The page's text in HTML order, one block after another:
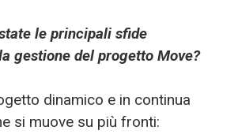
le principali sfide
gestione del progetto Move?
dinamico e in continua
si muove su più fronti: